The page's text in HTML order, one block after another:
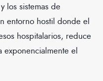
los sistemas de
entorno hostil donde el
hospitalarios, reduce
exponencialmente el